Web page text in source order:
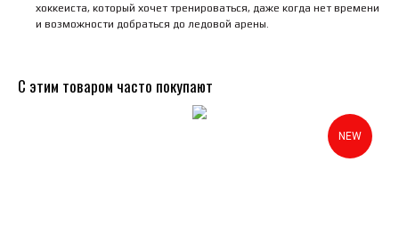
хоккеиста, который хочет тренироваться, даже когда нет времени
и возможности добраться до ледовой арены.
С этим товаром часто покупают
NEW